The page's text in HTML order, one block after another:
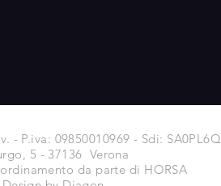
P.iva: 09850010969 - Sdi: SA0PL6Q
5 - 37136 Verona
da parte di HORSA